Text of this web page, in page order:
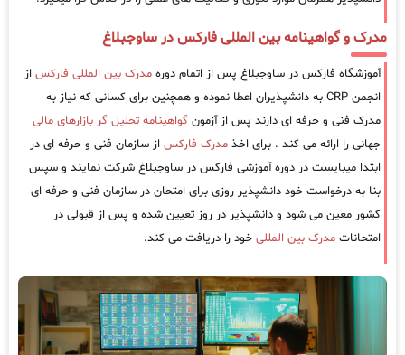
مدرک و گواهینامه بین المللی فارکس در ساوجبلاغ
آموزشگاه فارکس در ساوجبلاغ پس از اتمام دوره مدرک بین المللی فارکس از
انجمن CRP به دانشپذیران اعطا نموده و همچنین برای کسانی که نیاز به
مدرک فنی و حرفه ای دارند پس از آزمون گواهینامه تحلیل گر بازارهای مالی
جهانی را ارائه می کند . برای اخذ مدرک فارکس از سازمان فنی و حرفه ای در
ابتدا میبایست در دوره آموزشی فارکس در ساوجبلاغ شرکت نمایند و سپس
بنا به درخواست خود دانشپذیر روزی برای امتحان در سازمان فنی و حرفه ای
کشور معین می شود و دانشپذیر در روز تعیین شده و پس از قبولی در
امتحانات مدرک بین المللی خود را دریافت می کند.